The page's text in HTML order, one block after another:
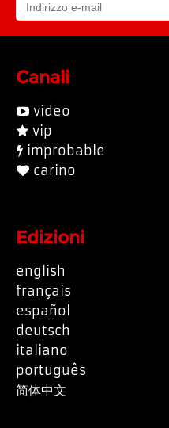
Canali
video
vip
improbable
carino
Edizioni
english
français
español
deutsch
italiano
português
简体中文